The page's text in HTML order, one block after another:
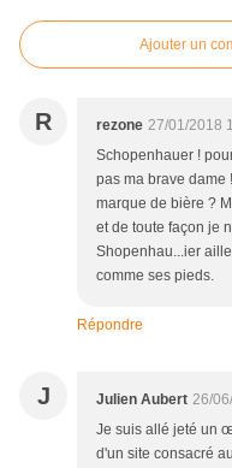
Ajouter un
R rezone 27/01/2018
Schopenhauer !
pas ma brave dame
marque de bière ?
et de toute façon je
Shopenhau...ier
comme ses pieds.
Répondre
J Julien Aubert 26/
Je suis allé jeté un
d'un site consacré